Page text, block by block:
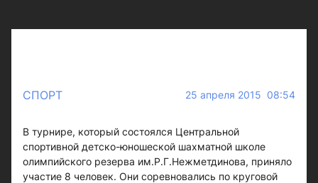
СПОРТ 25 апреля 2015 08:54
В турнире, который состоялся Центральной
спортивной детско-юношеской шахматной школе
олимпийского резерва им.Р.Г.Нежметдинова, приняло
участие 8 человек. Они соревновались по круговой